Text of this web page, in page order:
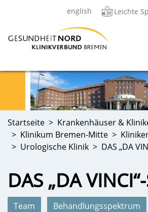
english Leichte
Startseite
Krankenhäuser &
Klinikum Bremen-Mitte
Urologische Klinik
DAS „DA
DAS „DA
Team Behandlungsspektrum